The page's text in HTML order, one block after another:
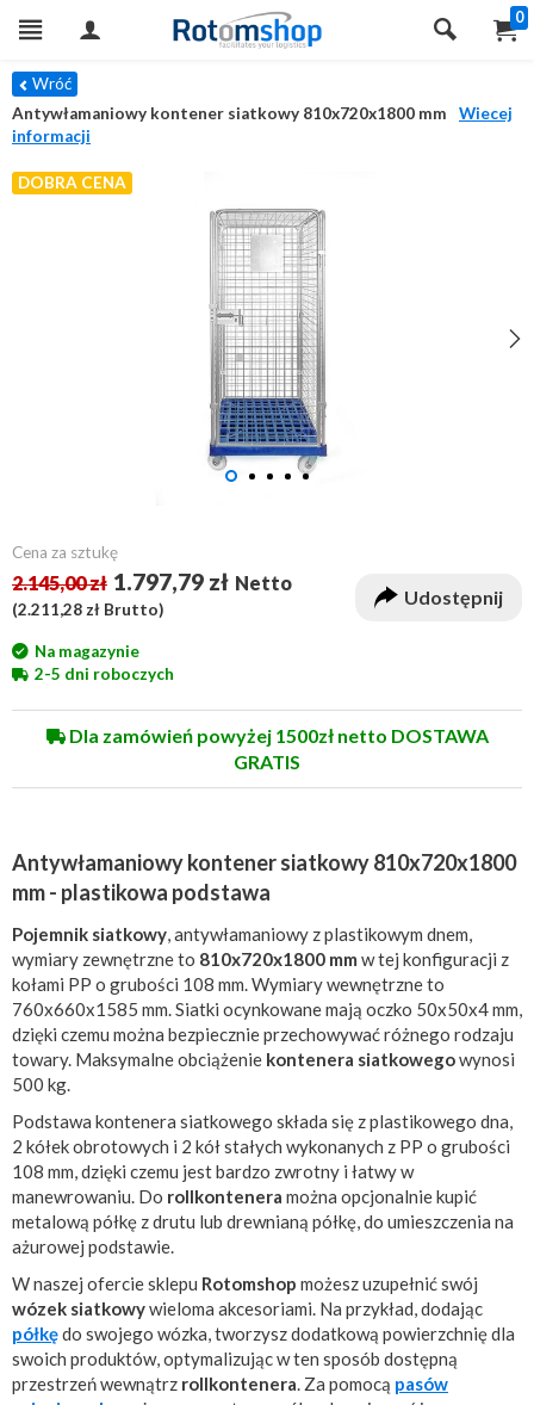
0
Wróć
Antywłamaniowy kontener siatkowy 810x720x1800 mm
Wiecej
informacji
DOBRA CENA
Cena za sztukę
2.145,00 zł 1.797,79 zł Netto
(2.211,28 zł Brutto)
Udostępnij
Na magazynie
2-5 dni roboczych
Dla zamówień powyżej 1500zł netto DOSTAWA
GRATIS
Antywłamaniowy kontener siatkowy 810x720x1800
mm - plastikowa podstawa
Pojemnik siatkowy, antywłamaniowy z plastikowym dnem,
wymiary zewnętrzne to 810x720x1800 mm w tej konfiguracji z
kołami PP o grubości 108 mm. Wymiary wewnętrzne to
760x660x1585 mm. Siatki ocynkowane mają oczko 50x50x4 mm,
dzięki czemu można bezpiecznie przechowywać różnego rodzaju
towary. Maksymalne obciążenie kontenera siatkowegowynosi
500 kg.
Podstawa kontenera siatkowego składa się z plastikowego dna,
2 kółek obrotowych i 2 kół stałych wykonanych z PP o grubości
108 mm, dzięki czemu jest bardzo zwrotny i łatwy w
manewrowaniu. Do rollkontenera można opcjonalnie kupić
metalową półkę z drutu lub drewnianą półkę, do umieszczenia na
ażurowej podstawie.
W naszej ofercie sklepu Rotomshop możesz uzupełnić swój
wózek siatkowywieloma akcesoriami. Na przykład, dodając
półkędo swojego wózka, tworzysz dodatkową powierzchnię dla
swoich produktów, optymalizując w ten sposób dostępną
przestrzeń wewnątrz rollkontenera. Za pomocą pasów